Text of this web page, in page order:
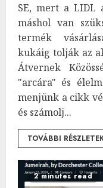
SE, mert a LIDL
máshol van
termék
kukáig tolják az
Átvernek
"arcára" és
menjünk a cikk
és számolj...
TOVÁBBI
2 minutes read